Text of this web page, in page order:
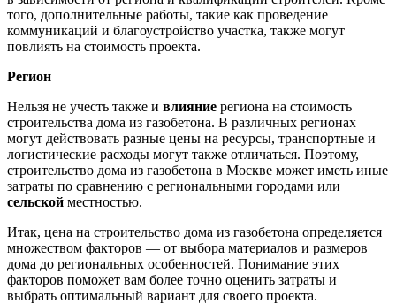
того, дополнительные работы, такие как проведение
коммуникаций и благоустройство участка, также могут
повлиять на стоимость проекта.
Регион
Нельзя не учесть также и влияние региона на стоимость
строительства дома из газобетона. В различных регионах
могут действовать разные цены на ресурсы, транспортные и
логистические расходы могут также отличаться. Поэтому,
строительство дома из газобетона в Москве может иметь иные
затраты по сравнению с региональными городами или
сельской местностью.
Итак, цена на строительство дома из газобетона определяется
множеством факторов — от выбора материалов и размеров
дома до региональных особенностей. Понимание этих
факторов поможет вам более точно оценить затраты и
выбрать оптимальный вариант для своего проекта.